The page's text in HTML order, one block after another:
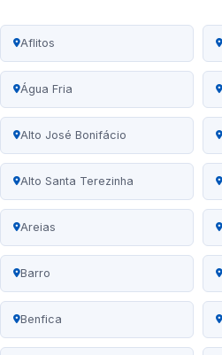
Aflitos
Água Fria
Alto José Bonifácio
Alto Santa Terezinha
Areias
Barro
Benfica